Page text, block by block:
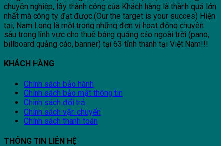
chuyên nghiệp, lấy thành công của Khách hàng là thành quả lớn
nhất mà công ty đạt được.(Our the target is your succes) Hiện
tại, Nam Long là một trong những đơn vị hoạt động chuyên
sâu trong lĩnh vực cho thuê bảng quảng cáo ngoài trời (pano,
billboard quảng cáo, banner) tại 63 tỉnh thành tại Việt Nam!!!
KHÁCH HÀNG
Chính sách bảo hành
Chính sách bảo mật thông tin
Chính sách đổi trả
Chính sách vận chuyển
Chính sách thanh toán
THÔNG TIN LIÊN HỆ